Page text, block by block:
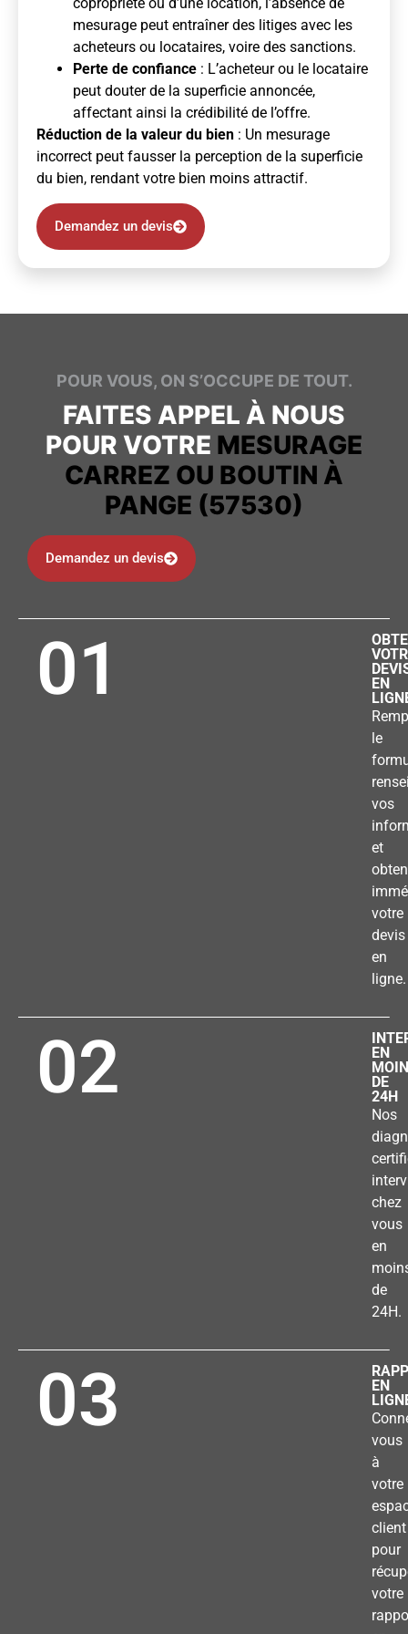
mesurage peut entraîner des litiges avec les
acheteurs ou locataires, voire des sanctions.
Perte de confiance : L’acheteur ou le locataire
peut douter de la superficie annoncée,
affectant ainsi la crédibilité de l’offre.
Réduction de la valeur du bien : Un mesurage
incorrect peut fausser la perception de la superficie
du bien, rendant votre bien moins attractif.
Demandez un devis
POUR VOUS, ON S’OCCUPE DE TOUT.
FAITES APPEL À NOUS
POUR VOTRE MESURAGE
CARREZ OU BOUTIN À
PANGE (57530)
Demandez un devis
01
EN
le
vos
et
votre
devis
en
ligne.
02
EN
DE
24H
Nos
chez
vous
en
de
24H.
03
EN
vous
à
votre
client
pour
votre